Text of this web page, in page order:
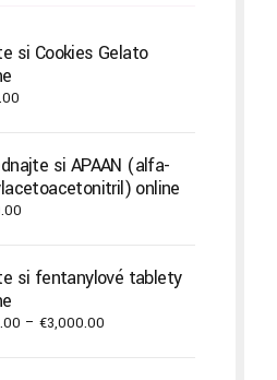
si Cookies Gelato
si APAAN (alfa-
online
si fentanylové tablety
– €3,000.00